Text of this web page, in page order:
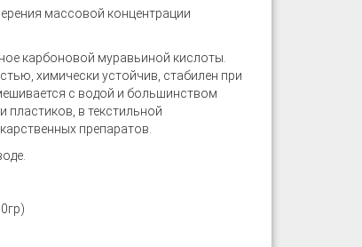
массовой концентрации
карбоновой муравьиной кислоты.
химически устойчив, стабилен при
с водой и большинством
пластиков, в текстильной
препаратов.